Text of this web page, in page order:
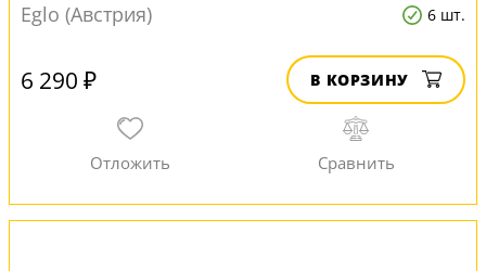
Eglo (Австрия) 6 шт.
6 290 ₽ В КОРЗИНУ